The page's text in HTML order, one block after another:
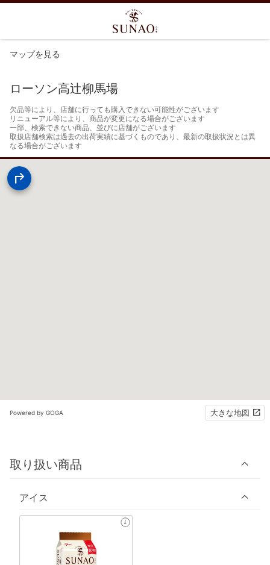
マップを見る
ローソン高辻柳馬場
欠品等により、店舗に行っても購入できない可能性がございます
リニューアル等により、商品が変更になる場合がございます
一部、検索できない商品、並びに店舗がございます
取扱店舗検索は過去の出荷実績に基づくものであり、最新の取扱状況とは異
なる場合がございます
Powered by GOGA 大きな地図
取り扱い商品
アイス